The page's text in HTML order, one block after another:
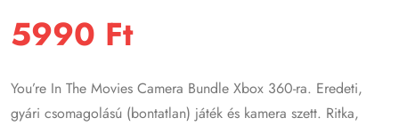
5990 Ft
You’re In The Movies Camera Bundle Xbox 360-ra. Eredeti,
gyári csomagolású (bontatlan) játék és kamera szett. Ritka,